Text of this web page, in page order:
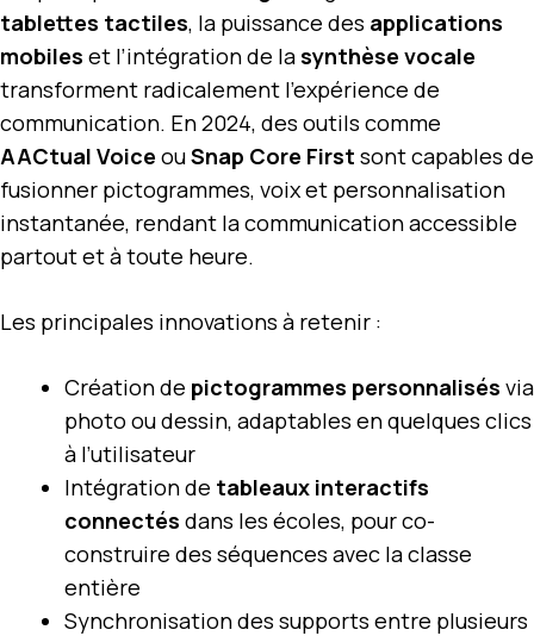
tablettes tactiles, la puissance des applications
mobiles et l’intégration de lasynthèse vocale
transforment radicalement l’expérience de
communication. En 2024, des outils comme
AACtual Voice ouSnap Core First sont capables de
fusionner pictogrammes, voix et personnalisation
instantanée, rendant la communication accessible
partout et à toute heure.
Les principales innovations à retenir :
Création de pictogrammes personnalisés via
photo ou dessin, adaptables en quelques clics
à l’utilisateur
Intégration de tableaux interactifs
connectés dans les écoles, pour co-
construire des séquences avec la classe
entière
Synchronisation des supports entre plusieurs